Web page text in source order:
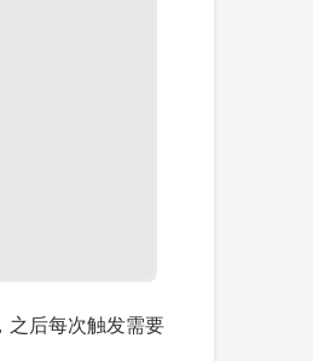
之后每次触发需要